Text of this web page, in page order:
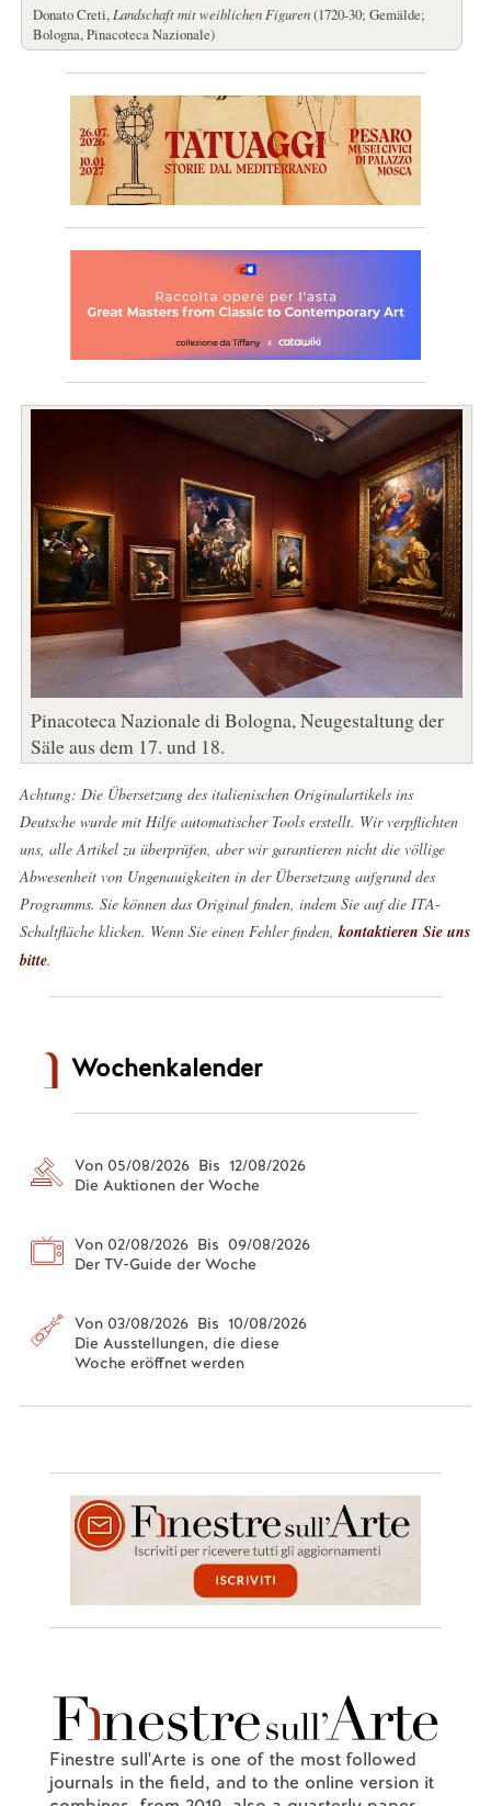
Donato Creti, Landschaft mit weiblichen Figuren(1720-30; Gemälde;
Bologna, Pinacoteca Nazionale)
Pinacoteca Nazionale di Bologna, Neugestaltung der
Säle aus dem 17. und 18.
Achtung: Die Übersetzung des italienischen Originalartikels ins
Deutsche wurde mit Hilfe automatischer Tools erstellt. Wir verpflichten
uns, alle Artikel zu überprüfen, aber wir garantieren nicht die völlige
Abwesenheit von Ungenauigkeiten in der Übersetzung aufgrund des
Programms. Sie können das Original finden, indem Sie auf die ITA-
Schaltfläche klicken. Wenn Sie einen Fehler finden,kontaktieren Sie uns
bitte.
Wochenkalender
Von 05/08/2026 Bis 12/08/2026
Die Auktionen der Woche
Von 02/08/2026 Bis 09/08/2026
Der TV-Guide der Woche
Von 03/08/2026 Bis 10/08/2026
Die Ausstellungen, die diese
Woche eröffnet werden
Finestre sull'Arte is one of the most followed
journals in the field, and to the online version it